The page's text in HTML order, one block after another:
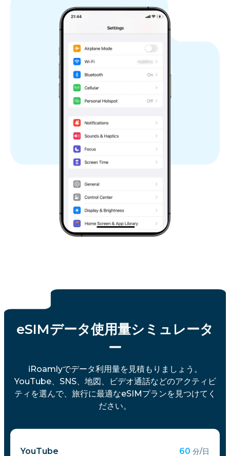
eSIMデータ使用量シミュレータ
ー
iRoamlyでデータ利用量を見積もりましょう。
YouTube、SNS、地図、ビデオ通話などのアクティビ
ティを選んで、旅行に最適なeSIMプランを見つけてく
ださい。
YouTube 60 分/日